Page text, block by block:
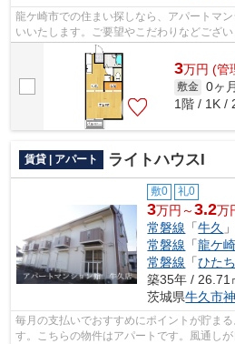
龍ケ崎市での住まい探しなら、アパートマ
いいたします。ご要望やこだわりなどござ
to.co.jpにてお申し付け下さい。お部屋探...
3万円 (管
敷金 0ヶ月
1階 / 1K /
賃貸 | アパート ライトハウスI
敷0 礼0
3万円～3.2万
常磐線 「牛久
常磐線 「龍ケ
常磐線 「ひた
築35年 / 26.71
茨城県牛久市
毎月の支払いでおすすめにポイントが貯ま
す。こちらの物件はアパートです。風通し